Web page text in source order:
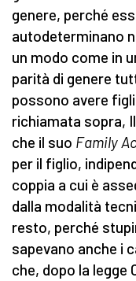
genere, perché
autodeterminano
un modo come in
parità di genere
possono avere
richiamata sopra,
che il suo Family
per il figlio,
coppia a cui è
dalla modalità
resto, perché
sapevano anche i
che, dopo la legge